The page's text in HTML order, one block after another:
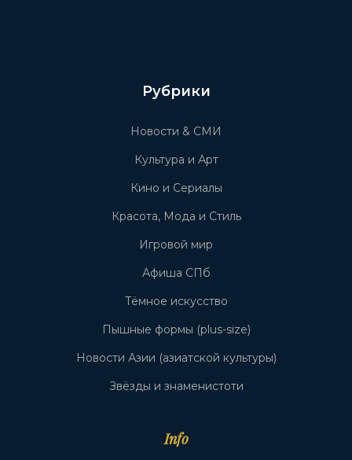
Рубрики
Новости & СМИ
Культура и Арт
Кино и Сериалы
Красота, Мода и Стиль
Игровой мир
Афиша СПб
Тёмное искусство
Пышные формы (plus-size)
Новости Азии (азиатской культуры)
Звёзды и знаменистоти
Info